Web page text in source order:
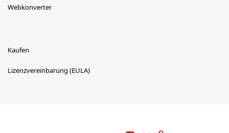
Webkonverter
Kaufen
Lizenzvereinbarung (EULA)